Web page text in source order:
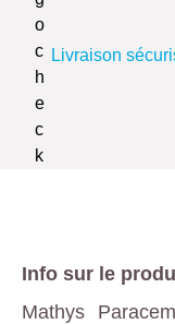
Livraison
Info sur le
Mathys